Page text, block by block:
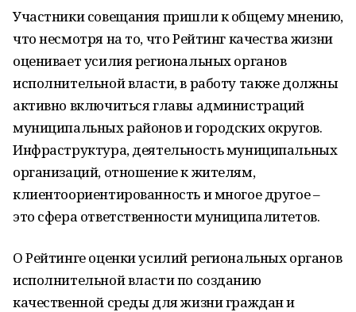
Участники совещания пришли к общему мнению,
что несмотря на то, что Рейтинг качества жизни
оценивает усилия региональных органов
исполнительной власти, в работу также должны
активно включиться главы администраций
муниципальных районов и городских округов.
Инфраструктура, деятельность муниципальных
организаций, отношение к жителям,
клиентоориентированность и многое другое –
это сфера ответственности муниципалитетов.
О Рейтинге оценки усилий региональных органов
исполнительной власти по созданию
качественной среды для жизни граждан и